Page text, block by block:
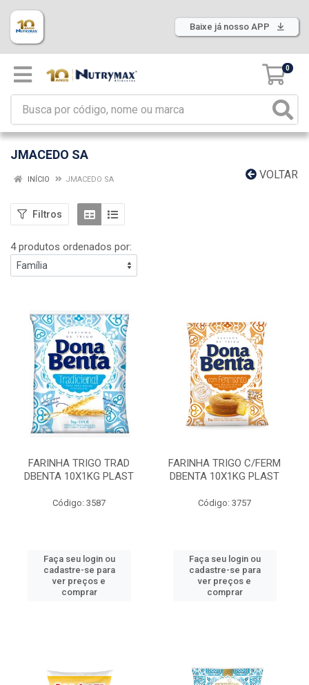
Baixe já nosso APP
0
JMACEDO SA
VOLTAR
INÍCIO JMACEDO SA
Filtros
4 produtos ordenados por:
FARINHA TRIGO TRAD
DBENTA 10X1KG PLAST
Código: 3587
Faça seu login ou
cadastre-se para
ver preços e
comprar
FARINHA TRIGO C/FERM
DBENTA 10X1KG PLAST
Código: 3757
Faça seu login ou
cadastre-se para
ver preços e
comprar